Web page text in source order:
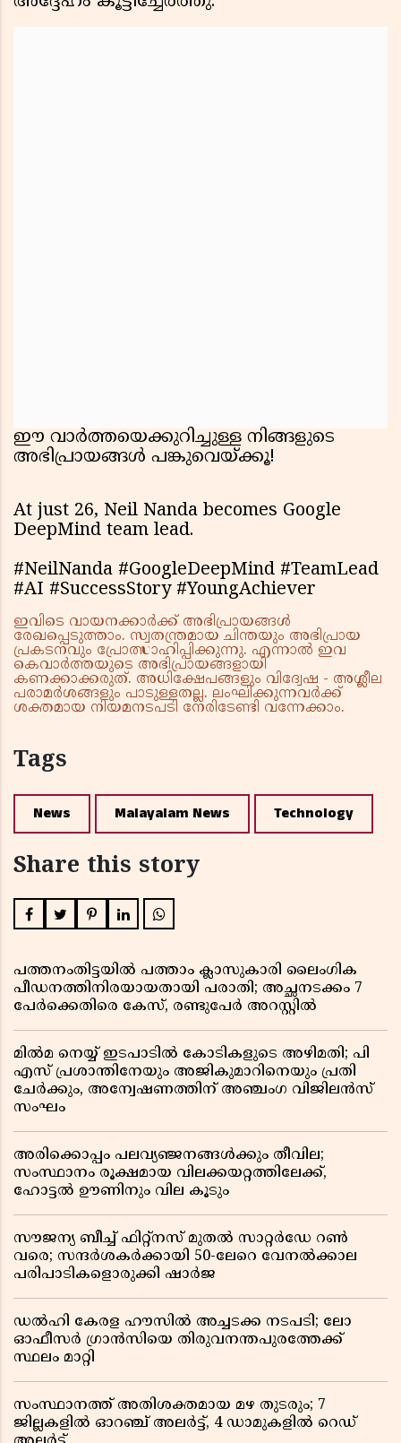
ഈ വാർത്തയെക്കുറിച്ചുള്ള നിങ്ങളുടെ
അഭിപ്രായങ്ങൾ പങ്കുവെയ്ക്കൂ!
At just 26, Neil Nanda becomes Google
DeepMind team lead.
#NeilNanda #GoogleDeepMind #TeamLead
#AI #SuccessStory #YoungAchiever
ഇവിടെ വായനക്കാർക്ക് അഭിപ്രായങ്ങൾ
രേഖപ്പെടുത്താം. സ്വതന്ത്രമായ ചിന്തയും അഭിപ്രായ
പ്രകടനവും പ്രോത്സാഹിപ്പിക്കുന്നു. എന്നാൽ ഇവ
കെവാർത്തയുടെ അഭിപ്രായങ്ങളായി
കണക്കാക്കരുത്. അധിക്ഷേപങ്ങളും വിദ്വേഷ - അശ്ലീല
പരാമർശങ്ങളും പാടുള്ളതല്ല. ലംഘിക്കുന്നവർക്ക്
ശക്തമായ നിയമനടപടി നേരിടേണ്ടി വന്നേക്കാം.
Tags
News Malayalam News Technology
Share this story
പത്തനംതിട്ടയിൽ പത്താം ക്ലാസുകാരി ലൈംഗിക
പീഡനത്തിനിരയായതായി പരാതി; അച്ഛനടക്കം 7
പേർക്കെതിരെ കേസ്, രണ്ടുപേർ അറസ്റ്റിൽ
മിൽമ നെയ്യ് ഇടപാടിൽ കോടികളുടെ അഴിമതി; പി
എസ് പ്രശാന്തിനേയും അജികുമാറിനെയും പ്രതി
ചേർക്കും, അന്വേഷണത്തിന് അഞ്ചംഗ വിജിലൻസ്
സംഘം
അരിക്കൊപ്പം പലവ്യഞ്ജനങ്ങൾക്കും തീവില;
സംസ്ഥാനം രൂക്ഷമായ വിലക്കയറ്റത്തിലേക്ക്,
ഹോട്ടൽ ഊണിനും വില കൂടും
സൗജന്യ ബീച്ച് ഫിറ്റ്നസ് മുതൽ സാറ്റർഡേ റൺ
വരെ; സന്ദർശകർക്കായി 50-ലേറെ വേനൽക്കാല
പരിപാടികളൊരുക്കി ഷാർജ
ഡൽഹി കേരള ഹൗസിൽ അച്ചടക്ക നടപടി; ലോ
ഓഫീസർ ഗ്രാൻസിയെ തിരുവനന്തപുരത്തേക്ക്
സ്ഥലം മാറ്റി
സംസ്ഥാനത്ത് അതിശക്തമായ മഴ തുടരും; 7
ജില്ലകളിൽ ഓറഞ്ച് അലർട്ട്, 4 ഡാമുകളിൽ റെഡ്